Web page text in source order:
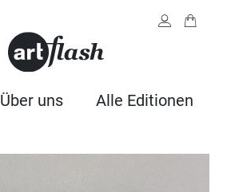
Über uns Alle Editionen